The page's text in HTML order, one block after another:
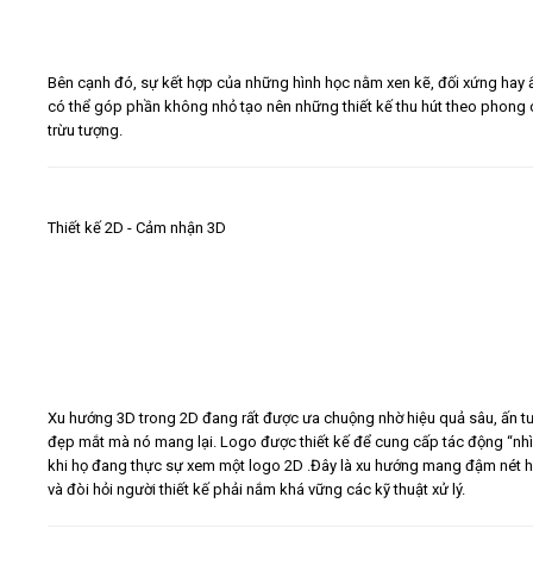
Bên cạnh đó, sự kết hợp của những hình học nằm xen kẽ, đối xứng hay
có thể góp phần không nhỏ tạo nên những thiết kế thu hút theo phong
trừu tượng.
Thiết kế 2D - Cảm nhận 3D
Xu hướng 3D trong 2D đang rất được ưa chuộng nhờ hiệu quả sâu, ấn
đẹp mắt mà nó mang lại. Logo được thiết kế để cung cấp tác động
khi họ đang thực sự xem một logo 2D .Đây là xu hướng mang đậm nét
và đòi hỏi người thiết kế phải nắm khá vững các kỹ thuật xử lý.